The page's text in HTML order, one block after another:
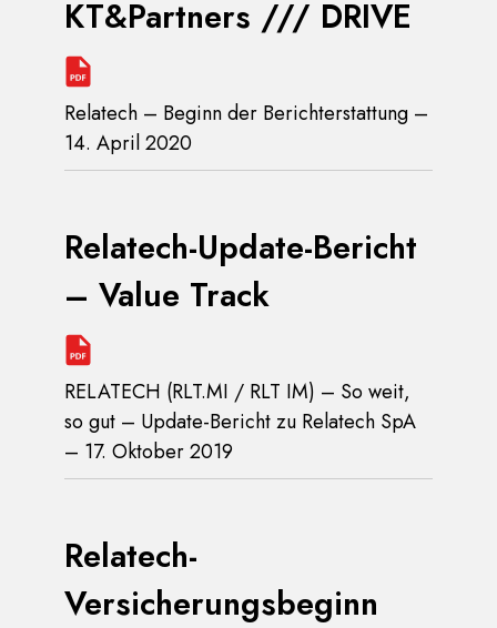
KT&Partners /// DRIVE
Relatech – Beginn der Berichterstattung –
14. April 2020
Relatech-Update-Bericht
– Value Track
RELATECH (RLT.MI / RLT IM) – So weit,
so gut – Update-Bericht zu Relatech SpA
– 17. Oktober 2019
Relatech-
Versicherungsbeginn